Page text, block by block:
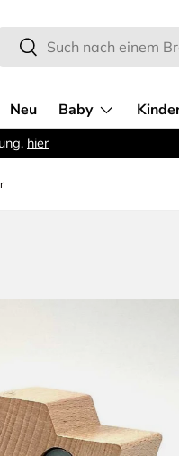
Suchen
Suchen
Neu Baby
hier